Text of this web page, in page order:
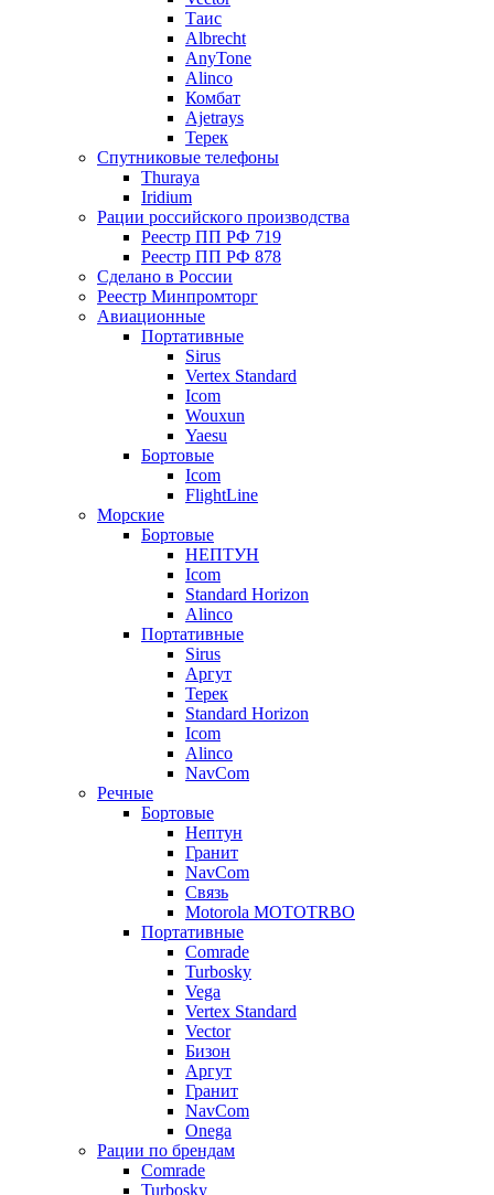
Таис
Albrecht
AnyTone
Alinco
Комбат
Ajetrays
Терек
Спутниковые телефоны
Thuraya
Iridium
Рации российского производства
Реестр ПП РФ 719
Реестр ПП РФ 878
Сделано в России
Реестр Минпромторг
Авиационные
Портативные
Sirus
Vertex Standard
Icom
Wouxun
Yaesu
Бортовые
Icom
FlightLine
Морские
Бортовые
НЕПТУН
Icom
Standard Horizon
Alinco
Портативные
Sirus
Аргут
Терек
Standard Horizon
Icom
Alinco
NavCom
Речные
Бортовые
Нептун
Гранит
NavCom
Связь
Motorola MOTOTRBO
Портативные
Comrade
Turbosky
Vega
Vertex Standard
Vector
Бизон
Аргут
Гранит
NavCom
Onega
Рации по брендам
Comrade
Turbosky